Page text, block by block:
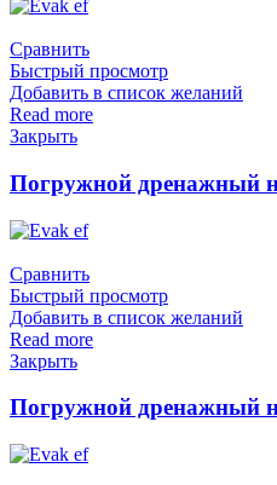
Сравнить
Быстрый просмотр
Добавить в список желаний
Read more
Закрыть
Погружной дренажный
Сравнить
Быстрый просмотр
Добавить в список желаний
Read more
Закрыть
Погружной дренажный